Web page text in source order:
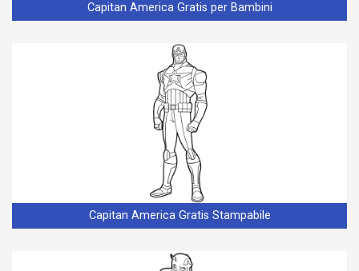
Capitan America Gratis per Bambini
Capitan America Gratis Stampabile